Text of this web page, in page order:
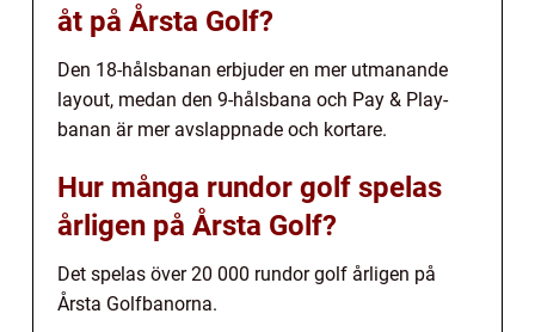
åt på Årsta Golf?
Den 18-hålsbanan erbjuder en mer utmanande
layout, medan den 9-hålsbana och Pay & Play-
banan är mer avslappnade och kortare.
Hur många rundor golf spelas
årligen på Årsta Golf?
Det spelas över 20 000 rundor golf årligen på
Årsta Golfbanorna.